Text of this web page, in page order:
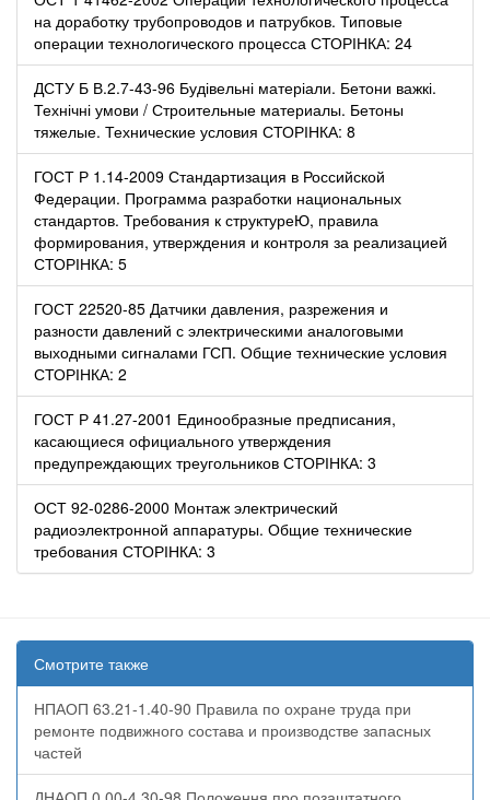
на доработку трубопроводов и патрубков. Типовые
операции технологического процесса СТОРІНКА: 24
ДСТУ Б В.2.7-43-96 Будівельні матеріали. Бетони важкі.
Технічні умови / Строительные материалы. Бетоны
тяжелые. Технические условия СТОРІНКА: 8
ГОСТ Р 1.14-2009 Стандартизация в Российской
Федерации. Программа разработки национальных
стандартов. Требования к структуреЮ, правила
формирования, утверждения и контроля за реализацией
СТОРІНКА: 5
ГОСТ 22520-85 Датчики давления, разрежения и
разности давлений с электрическими аналоговыми
выходными сигналами ГСП. Общие технические условия
СТОРІНКА: 2
ГОСТ Р 41.27-2001 Единообразные предписания,
касающиеся официального утверждения
предупреждающих треугольников СТОРІНКА: 3
ОСТ 92-0286-2000 Монтаж электрический
радиоэлектронной аппаратуры. Общие технические
требования СТОРІНКА: 3
Смотрите также
НПАОП 63.21-1.40-90 Правила по охране труда при
ремонте подвижного состава и производстве запасных
частей